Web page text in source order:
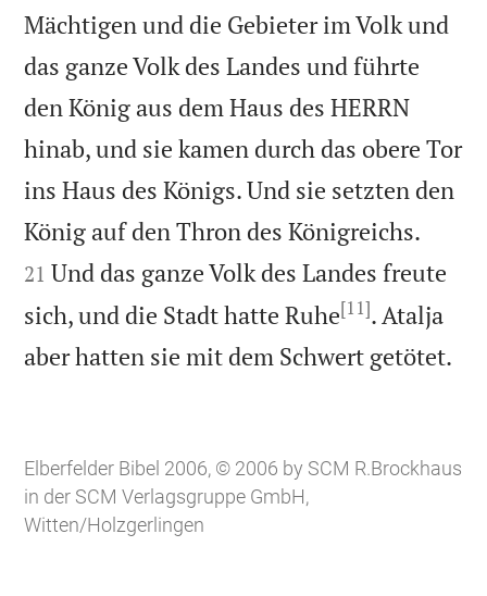
Mächtigen und die Gebieter im Volk und
das ganze Volk des Landes und führte
den König aus dem Haus des HERRN
hinab, und sie kamen durch das obere Tor
ins Haus des Königs. Und sie setzten den
König auf den Thron des Königreichs.
21 Und das ganze Volk des Landes freute
sich, und die Stadt hatte Ruhe[11]. Atalja
aber hatten sie mit dem Schwert getötet.
Elberfelder Bibel 2006, © 2006 by SCM R.Brockhaus
in der SCM Verlagsgruppe GmbH,
Witten/Holzgerlingen